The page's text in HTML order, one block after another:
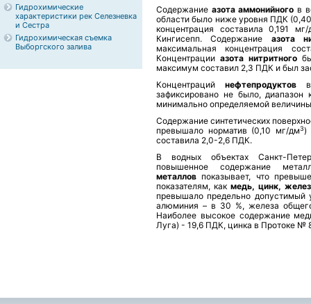
Гидрохимические
характеристики рек Селезневка
и Сестра
Гидрохимическая съемка
Выборгского залива
Содержание азота аммонийного в
области было ниже уровня ПДК
концентрация составила 0,191 мг/
Кингисепп. Содержание азота
максимальная концентрация
Концентрации азота нитритного
максимум составил 2,3 ПДК и был
Концентраций нефтепродуктов
зафиксировано не было, диапазон
минимально определяемой
Содержание синтетических
превышало норматив (0,10 мг/дм3)
составила 2,0-2,6 ПДК.
В водных объектах Санкт-
повышенное содержание
металлов показывает, что
показателям, какмедь, цинк,
превышало предельно допустимый
алюминия – в 30 %, железа
Наиболее высокое содержание
Луга) - 19,6 ПДК, цинка в Протоке №